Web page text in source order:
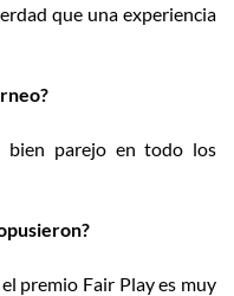
que una experiencia
bien parejo en todo los
premio Fair Play es muy